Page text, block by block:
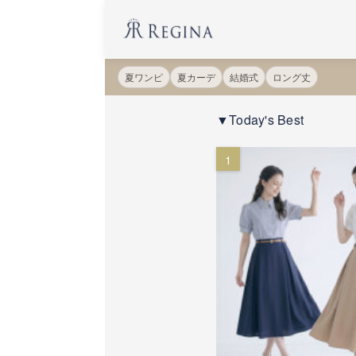
夏ワンピ 夏カーデ 結婚式 ロング丈
▼Today's Best
1